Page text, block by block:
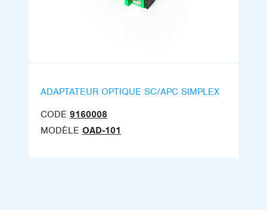
ADAPTATEUR OPTIQUE SC/APC SIMPLEX
CODE 9160008
MODÈLE OAD-101